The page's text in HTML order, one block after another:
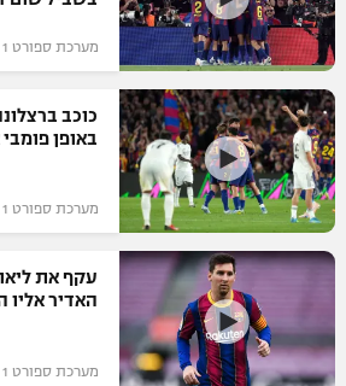
"מחצית בשכונה" – פודקאסט
משתתפים וזוכים בפרסים
תקנון משתתפים וזוכים בפרסים
תקנון עבור פעילות ספורט 1 – "מרלן"
טניס
תנאי שימוש
אופניים
ספורט מוטורי
כדורמים
פוטבול אמריקאי NFL
ספורט אתגרי ואקסטרים
מערכת ספורט 1 | לפני 2 חודשים
כוכב
באופן
מערכת ספורט 1 | לפני 3 חודשים
עקף את
האדיר אליו
מערכת ספורט 1 | לפני 3 חודשים